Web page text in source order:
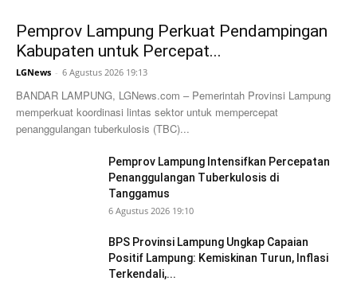
Pemprov Lampung Perkuat Pendampingan
Kabupaten untuk Percepat...
LGNews - 6 Agustus 2026 19:13
BANDAR LAMPUNG, LGNews.com – Pemerintah Provinsi Lampung
memperkuat koordinasi lintas sektor untuk mempercepat
penanggulangan tuberkulosis (TBC)...
Pemprov Lampung Intensifkan Percepatan
Penanggulangan Tuberkulosis di
Tanggamus
6 Agustus 2026 19:10
BPS Provinsi Lampung Ungkap Capaian
Positif Lampung: Kemiskinan Turun, Inflasi
Terkendali,...